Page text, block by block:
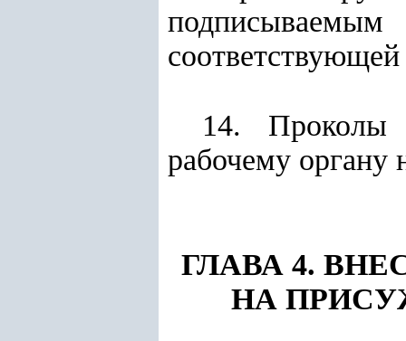
14. Проколы
рабочему органу
ГЛАВА 4.
НА